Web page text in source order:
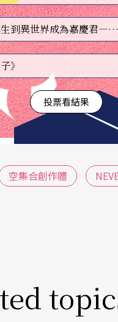
構的完整度上則顯出
演形式的選擇恐怕是
為寫實的表演外貌，
生活的概念之中，導
表演拉近與觀眾現實
之間的敘述、說明、爭
命的熱情…等等不斷重
式之中，無所謂情節發
數觀眾相當不耐地屢屢
出或抗議如此蒼白的
《轉生到異世界成為嘉慶君—發現我的祖先是詐騙集團!?》
》
投票看結果
空集合創作體